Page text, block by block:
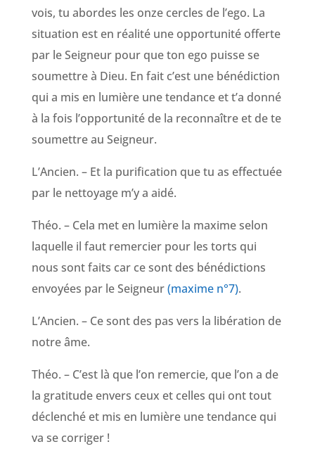
vois, tu abordes les onze cercles de l’ego. La
situation est en réalité une opportunité offerte
par le Seigneur pour que ton ego puisse se
soumettre à Dieu. En fait c’est une bénédiction
qui a mis en lumière une tendance et t’a donné
à la fois l’opportunité de la reconnaître et de te
soumettre au Seigneur.
L’Ancien. – Et la purification que tu as effectuée
par le nettoyage m’y a aidé.
Théo. – Cela met en lumière la maxime selon
laquelle il faut remercier pour les torts qui
nous sont faits car ce sont des bénédictions
envoyées par le Seigneur(maxime n°7).
L’Ancien. – Ce sont des pas vers la libération de
notre âme.
Théo. – C’est là que l’on remercie, que l’on a de
la gratitude envers ceux et celles qui ont tout
déclenché et mis en lumière une tendance qui
va se corriger !